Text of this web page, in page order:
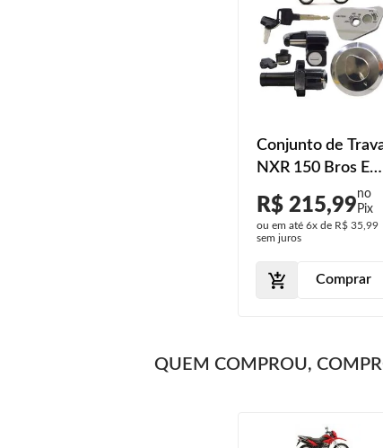
Conjunto de
NXR 150 Bros ES
2009 2010 2011
R$ 215,99
ou em até 6x de R$ 35,99
sem juros
Comprar
QUEM COMPROU,